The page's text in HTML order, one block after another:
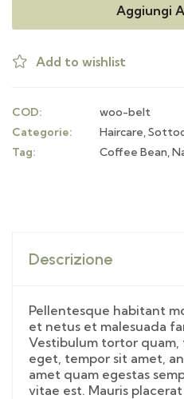
Aggiungi
Add to wishlist
COD:
woo-belt
Categorie:
Haircare,
Tag:
Coffee Bean,
Descrizione
Pellentesque habitant
et netus et malesuada
Vestibulum tortor
eget, tempor sit amet,
amet quam egestas
vitae est. Mauris